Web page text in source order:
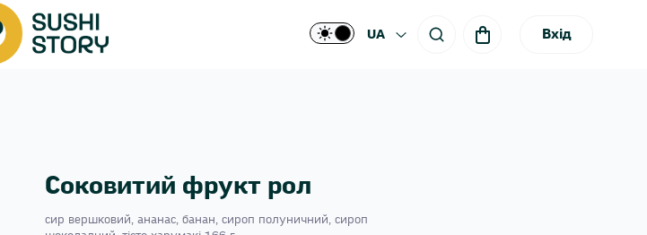
UA Вхід
Соковитий фрукт рол
сир вершковий, ананас, банан, сироп полуничний, сироп